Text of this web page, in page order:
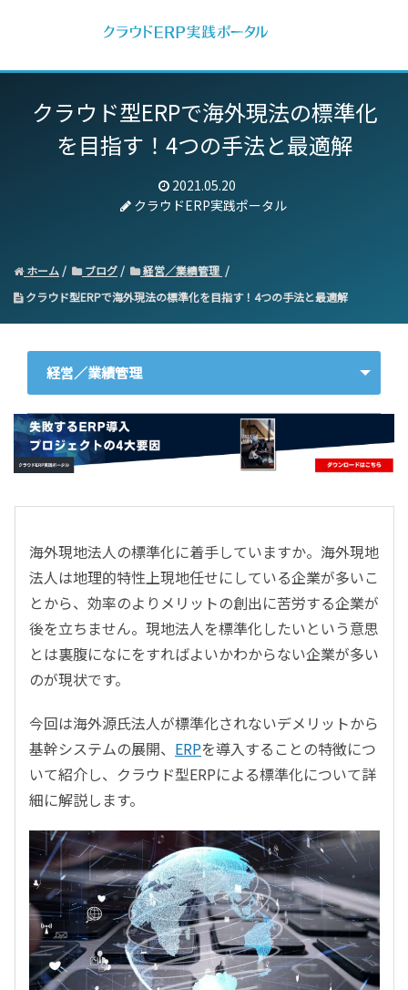
クラウド型ERPで海外現法の標準化
を目指す！4つの手法と最適解
2021.05.20
クラウドERP実践ポータル
ホーム ブログ
経営／業績管理
クラウド型ERPで海外現法の標準化を目指す！4つの手法と最適解
経営／業績管理
ERP
会計
CRM／営業支援／Eコマース
DX（2025年の崖）／クラウドコンピューティング
データ分析／BI
ガバナンス／リスク管理
BPR／業務改善
海外現地法人の標準化に着手していますか。海外現地
法人は地理的特性上現地任せにしている企業が多いこ
とから、効率のよりメリットの創出に苦労する企業が
後を立ちません。現地法人を標準化したいという意思
とは裏腹になにをすればよいかわからない企業が多い
のが現状です。
今回は海外源氏法人が標準化されないデメリットから
基幹システムの展開、 ERPを導入することの特徴につ
いて紹介し、クラウド型ERPによる標準化について詳
細に解説します。